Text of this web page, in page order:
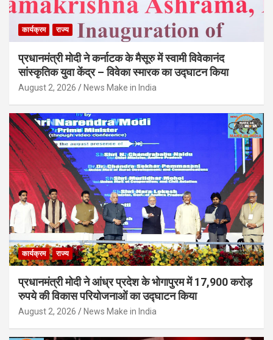
कार्यक्रम राज्य
प्रधानमंत्री मोदी ने कर्नाटक के मैसूरु में स्वामी विवेकानंद
सांस्कृतिक युवा केंद्र – विवेका स्मारक का उद्घाटन किया
August 2, 2026 News Make in India
कार्यक्रम राज्य
प्रधानमंत्री मोदी ने आंध्र प्रदेश के भोगापुरम में 17,900 करोड़
रुपये की विकास परियोजनाओं का उद्घाटन किया
August 2, 2026 News Make in India